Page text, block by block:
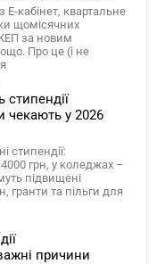
Е-кабінет, квартальне
щомісячних
за новим
Про це (і не
стипендії
чекають у 2026
стипендії:
грн, у коледжах –
підвищені
гранти та пільги для
причини